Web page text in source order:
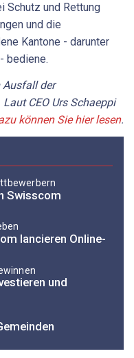
Schutz und Rettung
und die
Kantone - darunter
bediene.
Ausfall der
CEO Urs Schaeppi
können Sie hier lesen.
Swisscom
lancieren Online-
und